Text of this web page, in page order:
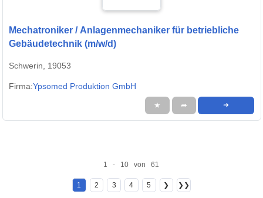
Mechatroniker / Anlagenmechaniker für betriebliche
Gebäudetechnik (m/w/d)
Schwerin, 19053
Firma:Ypsomed Produktion GmbH
★ ➦ ➜
1 - 10 von 61
1 2 3 4 5 ❯ ❯❯